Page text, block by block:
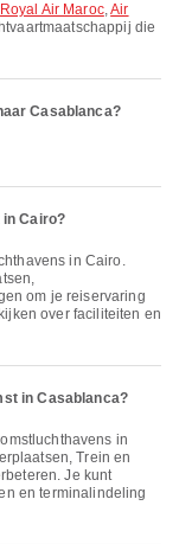
Royal Air Maroc,Air
die
Casablanca?
Cairo?
in Cairo.
om je reiservaring
over faciliteiten en
in Casablanca?
in
Trein en
Je kunt
en terminalindeling